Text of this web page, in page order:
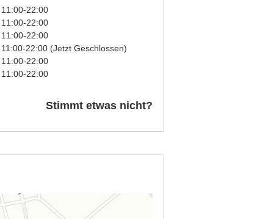
11:00-22:00
11:00-22:00
11:00-22:00
11:00-22:00 (Jetzt Geschlossen)
11:00-22:00
11:00-22:00
Stimmt etwas nicht?